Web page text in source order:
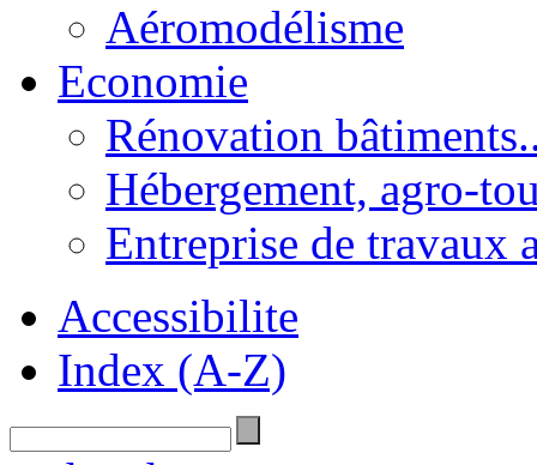
Aéromodélisme
Economie
Rénovation
Hébergement, agro-
Entreprise de travaux
Accessibilite
Index (A-Z)